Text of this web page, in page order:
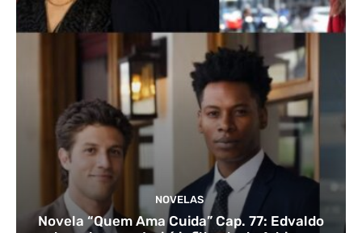
NOVELAS
Novela “Quem Ama Cuida” Cap. 77: Edvaldo